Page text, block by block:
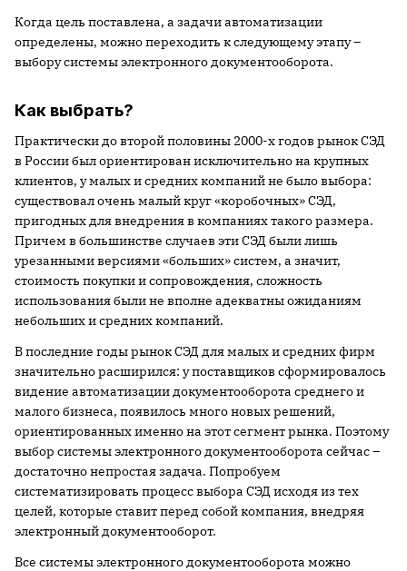
Когда цель поставлена, а задачи автоматизации
определены, можно переходить к следующему этапу –
выбору системы электронного документооборота.
Как выбрать?
Практически до второй половины 2000-х годов рынок СЭД
в России был ориентирован исключительно на крупных
клиентов, у малых и средних компаний не было выбора:
существовал очень малый круг «коробочных» СЭД,
пригодных для внедрения в компаниях такого размера.
Причем в большинстве случаев эти СЭД были лишь
урезанными версиями «больших» систем, а значит,
стоимость покупки и сопровождения, сложность
использования были не вполне адекватны ожиданиям
небольших и средних компаний.
В последние годы рынок СЭД для малых и средних фирм
значительно расширился: у поставщиков сформировалось
видение автоматизации документооборота среднего и
малого бизнеса, появилось много новых решений,
ориентированных именно на этот сегмент рынка. Поэтому
выбор системы электронного документооборота сейчас –
достаточно непростая задача. Попробуем
систематизировать процесс выбора СЭД исходя из тех
целей, которые ставит перед собой компания, внедряя
электронный документооборот.
Все системы электронного документооборота можно